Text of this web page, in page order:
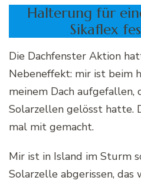
Halterung für
Sikaflex
Die Dachfenster Aktion
Nebeneffekt: mir ist beim
meinem Dach aufgefallen,
Solarzellen gelösst hatte.
mal mit gemacht.
Mir ist in Island im Sturm
Solarzelle abgerissen,